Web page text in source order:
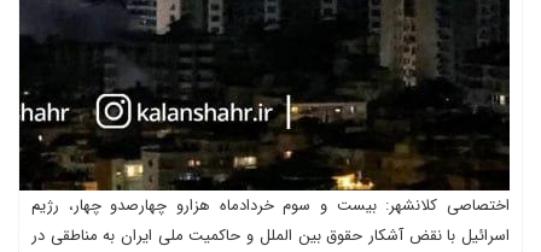
اختصاصی کلانشهر: بیست و سوم خردادماه هزارو چهارصدو چهار، رژیم
اسرائیل با نقض آشکار حقوق بین الملل و حاکمیت ملی ایران به مناطقی در